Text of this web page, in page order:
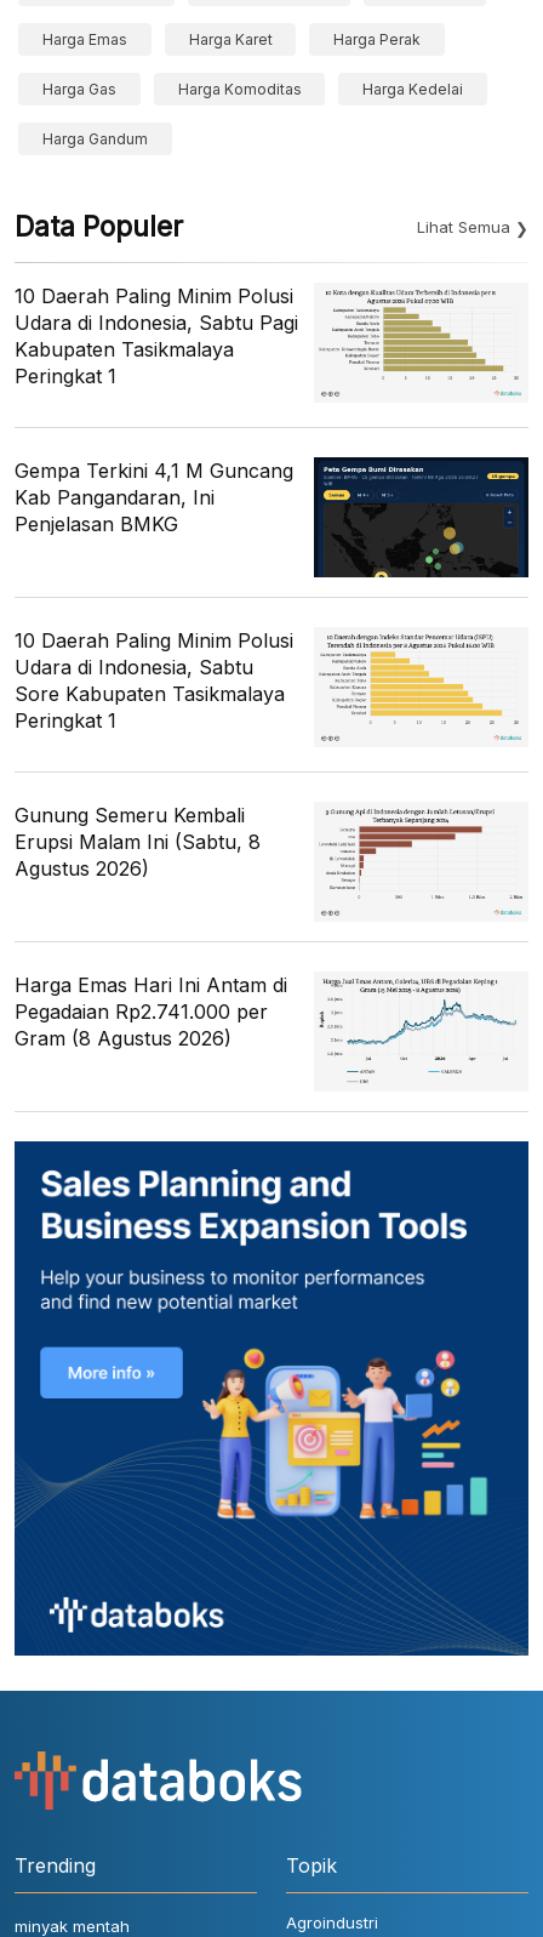
Harga Emas Harga Karet Harga Perak
Harga Gas Harga Komoditas Harga Kedelai
Harga Gandum
Data Populer Lihat Semua
10 Daerah Paling Minim Polusi
Udara di Indonesia, Sabtu Pagi
Kabupaten Tasikmalaya
Peringkat 1
Gempa Terkini 4,1 M Guncang
Kab Pangandaran, Ini
Penjelasan BMKG
10 Daerah Paling Minim Polusi
Udara di Indonesia, Sabtu
Sore Kabupaten Tasikmalaya
Peringkat 1
Gunung Semeru Kembali
Erupsi Malam Ini (Sabtu, 8
Agustus 2026)
Harga Emas Hari Ini Antam di
Pegadaian Rp2.741.000 per
Gram (8 Agustus 2026)
Trending
minyak mentah
Topik
Agroindustri